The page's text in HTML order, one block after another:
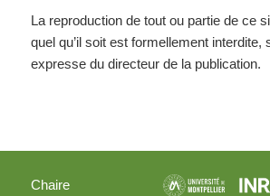
La reproduction de tout ou partie de ce
quel qu’il soit est formellement interdite,
expresse du directeur de la publication.
Chaire